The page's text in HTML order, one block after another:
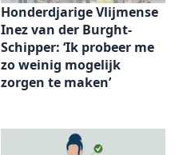
Honderdjarige Vlijmense
Inez van der Burght-
Schipper: ‘Ik probeer me
zo weinig mogelijk
zorgen te maken’